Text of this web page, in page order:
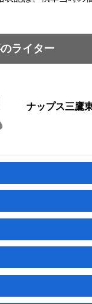
ライター
ナップス三鷹